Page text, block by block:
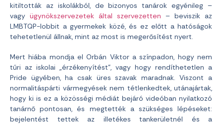
kitiltották az iskolákból, de bizonyos tanárok egyénileg –
vagy ügynökszervezetek által szervezetten – beviszik az
LMBTQP-lobbit a gyermekek közé, és ez előtt a hatóságok
tehetetlenül állnak, mint az most is megerősítést nyert.
Mert hiába mondja el Orbán Viktor a színpadon, hogy nem
tűri az iskolai „érzékenyítést”, vagy hogy rendíthetetlen a
Pride ügyében, ha csak üres szavak maradnak. Viszont a
normalitáspárti vármegyések nem tétlenkedtek, utánajártak,
hogy ki is ez a közösségi médiát bejáró videóban nyilatkozó
tanárnő pontosan, és megtették a szükséges lépéseket:
bejelentést tettek az illetékes tankerületnél és a